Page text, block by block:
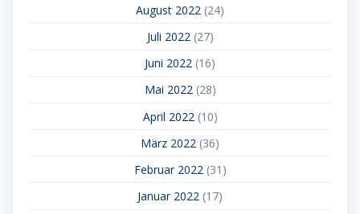
August 2022 (24)
Juli 2022(27)
Juni 2022 (16)
Mai 2022(28)
April 2022 (10)
März 2022 (36)
Februar 2022(31)
Januar 2022 (17)